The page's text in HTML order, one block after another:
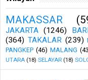
MAKASSAR
JAKARTA (1246)
(364) TAKALAR (239)
PANGKEP (46) MALANG
UTARA (18) SELAYAR (18)